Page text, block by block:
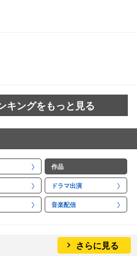
キングをもっと見る
作品
ドラマ出演
音楽配信
さらに見る